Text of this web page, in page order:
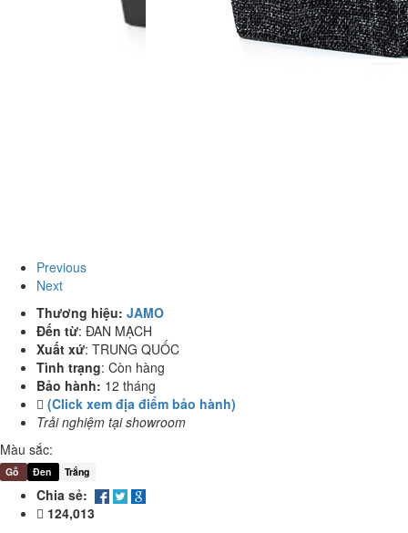
Previous
Next
Thương hiệu: JAMO
Đến từ: ĐAN MẠCH
Xuất xứ: TRUNG QUỐC
Tình trạng: Còn hàng
Bảo hành: 12 tháng
(Click xem địa điểm bảo hành)
Trải nghiệm tại showroom
Màu sắc:
Gỗ Đen Trắng
Chia sẻ:
124,013